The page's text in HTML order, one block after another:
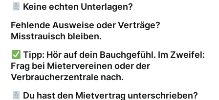
Keine echten Unterlagen?
Fehlende Ausweise oder Verträge?
Misstrauisch bleiben.
Tipp: Hör auf dein Bauchgefühl. Im Zweifel:
Frag bei Mietervereinen oder der
Verbraucherzentrale nach.
Du hast den Mietvertrag unterschrieben?